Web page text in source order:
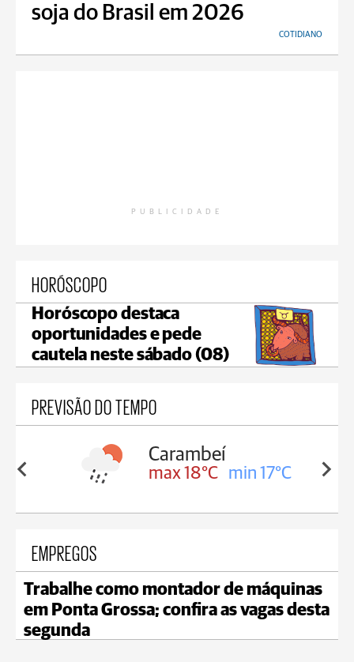
soja do Brasil em 2026
COTIDIANO
PUBLICIDADE
HORÓSCOPO
Horóscopo destaca
oportunidades e pede
cautela neste sábado (08)
PREVISÃO DO TEMPO
17°C
Jaguariaíva
max 19°C min 18°C
EMPREGOS
Trabalhe como montador de máquinas
em Ponta Grossa; confira as vagas desta
segunda